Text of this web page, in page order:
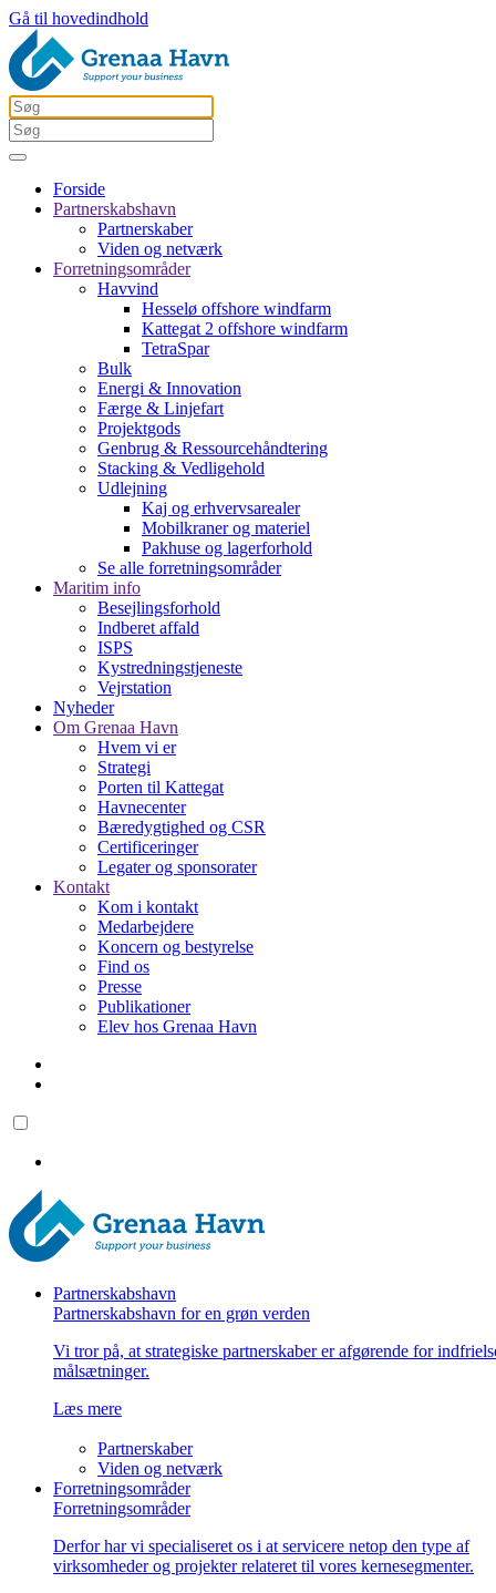
Gå til hovedindhold
Forside
Partnerskabshavn
Partnerskaber
Viden og netværk
Forretningsområder
Havvind
Hesselø offshore windfarm
Kattegat 2 offshore windfarm
TetraSpar
Bulk
Energi & Innovation
Færge & Linjefart
Projektgods
Genbrug & Ressourcehåndtering
Stacking & Vedligehold
Udlejning
Kaj og erhvervsarealer
Mobilkraner og materiel
Pakhuse og lagerforhold
Se alle forretningsområder
Maritim info
Besejlingsforhold
Indberet affald
ISPS
Kystredningstjeneste
Vejrstation
Nyheder
Om Grenaa Havn
Hvem vi er
Strategi
Porten til Kattegat
Havnecenter
Bæredygtighed og CSR
Certificeringer
Legater og sponsorater
Kontakt
Kom i kontakt
Medarbejdere
Koncern og bestyrelse
Find os
Presse
Publikationer
Elev hos Grenaa Havn
Partnerskabshavn
Partnerskabshavn for en grøn verden
Vi tror på, at strategiske partnerskaber er afgørende for
målsætninger.
Læs mere
Partnerskaber
Viden og netværk
Forretningsområder
Forretningsområder
Derfor har vi specialiseret os i at servicere netop den type af
virksomheder og projekter relateret til vores kernesegmenter.